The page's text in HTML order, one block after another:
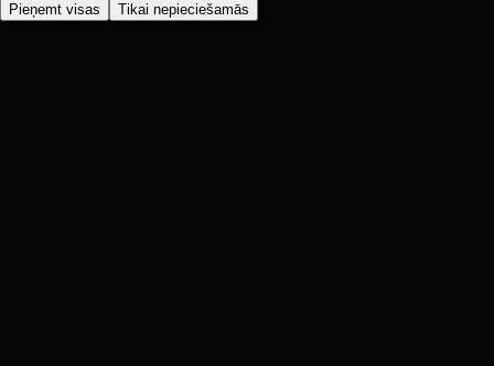
Pieņemt visas Tikai nepieciešamās